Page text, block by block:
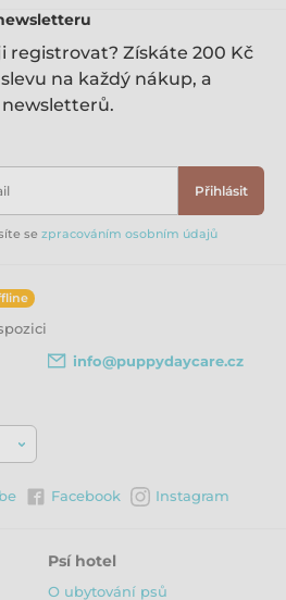
registrovat? Získáte 200 Kč
na každý nákup, a
Přihlásit
se zpracováním osobním údajů
info@puppydaycare.cz
Facebook Instagram
Psí hotel
O ubytování psů